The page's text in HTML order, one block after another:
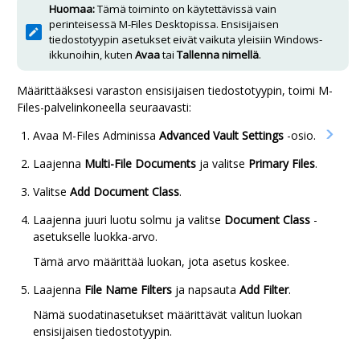
Huomaa:Tämä toiminto on käytettävissä vain
perinteisessä M-Files Desktopissa. Ensisijaisen
tiedostotyypin asetukset eivät vaikuta yleisiin Windows-
ikkunoihin, kuten AvaataiTallenna nimellä.
Määrittääksesi varaston ensisijaisen tiedostotyypin, toimi M-
Files-palvelinkoneella seuraavasti:
Avaa M-Files Adminissa Advanced Vault Settings -osio.
Laajenna Multi-File Documents ja valitse Primary Files.
Valitse Add Document Class.
Laajenna juuri luotu solmu ja valitse Document Class -
asetukselle luokka-arvo.
Tämä arvo määrittää luokan, jota asetus koskee.
Laajenna File Name Filters ja napsauta Add Filter.
Nämä suodatinasetukset määrittävät valitun luokan
ensisijaisen tiedostotyypin.